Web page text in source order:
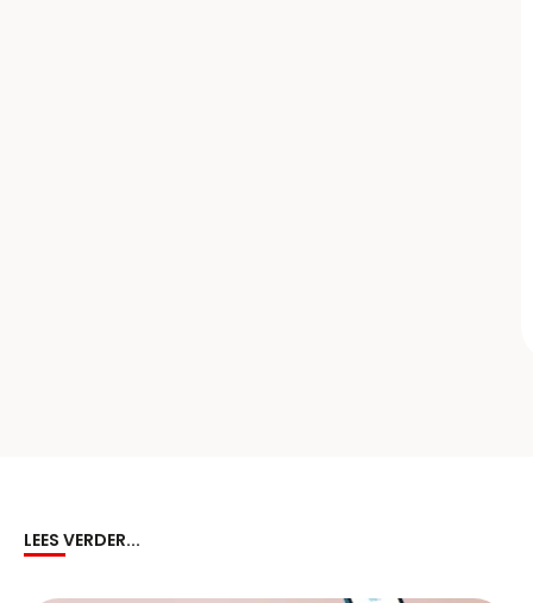
LEES VERDER...